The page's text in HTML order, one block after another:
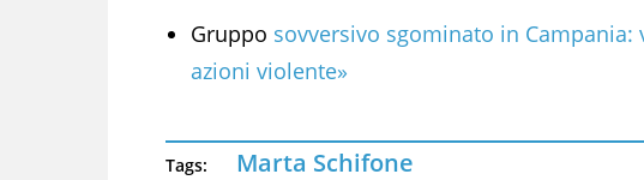
Gruppo sovversivo sgominato in
azioni violente»
Tags: Marta Schifone